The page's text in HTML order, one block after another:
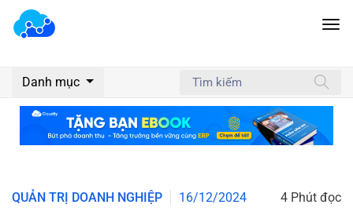
Danh mục
QUẢN TRỊ DOANH NGHIỆP 16/12/2024 4 Phút đọc